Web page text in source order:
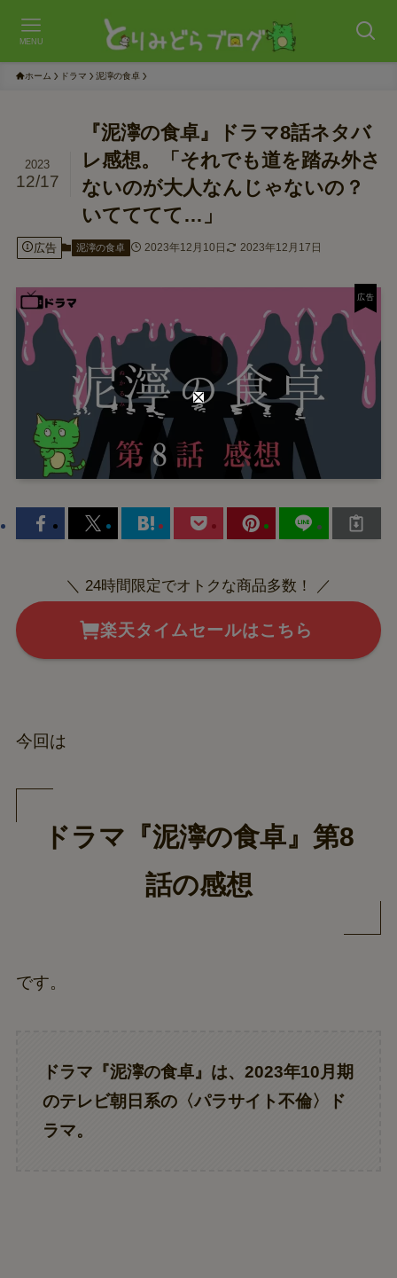
MENU
ホーム ドラマ 泥濘の食卓
『泥濘の食卓』ドラマ8話ネタバ
レ感想。「それでも道を踏み外さ
ないのが大人なんじゃないの？
いてててて…」
2023
12/17
広告 泥濘の食卓 2023年12月10日 2023年12月17日
＼ 24時間限定でオトクな商品多数！ ／
楽天タイムセールはこちら
今回は
ドラマ『泥濘の食卓』第8
話の感想
です。
ドラマ『泥濘の食卓』は、2023年10月期
のテレビ朝日系の 〈パラサイト不倫〉ド
ラマ。